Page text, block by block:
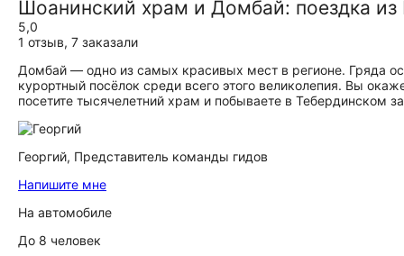
Шоанинский храм и Домбай: поездка из
5,0
1 отзыв, 7 заказали
Домбай — одно из самых красивых мест в регионе. Гряда
курортный посёлок среди всего этого великолепия. Вы
посетите тысячелетний храм и побываете в Тебердинском
Георгий, Представитель команды гидов
Напишите мне
На автомобиле
До 8 человек